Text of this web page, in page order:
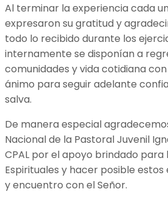
Al terminar la experiencia cada
expresaron su gratitud y
todo lo recibido durante los
internamente se disponían a
comunidades y vida cotidiana
ánimo para seguir adelante
salva.
De manera especial
Nacional de la Pastoral Juvenil
CPAL por el apoyo brindado para
Espirituales y hacer posible
y encuentro con el Señor.